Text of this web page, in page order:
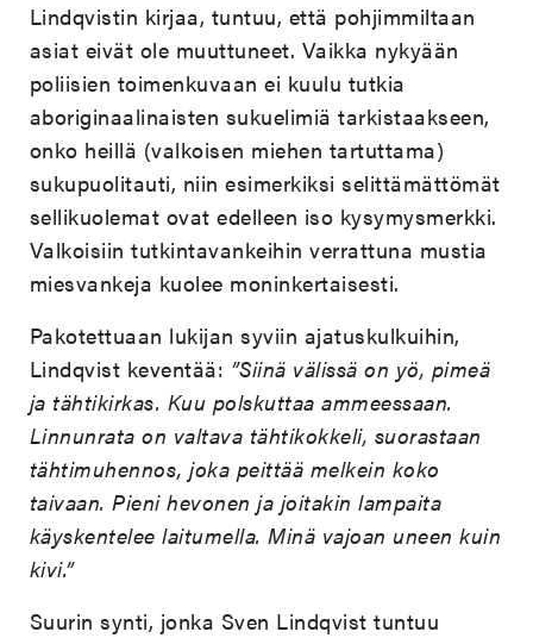
Lindqvistin kirjaa, tuntuu, että pohjimmiltaan
asiat eivät ole muuttuneet. Vaikka nykyään
poliisien toimenkuvaan ei kuulu tutkia
aboriginaalinaisten sukuelimiä tarkistaakseen,
onko heillä (valkoisen miehen tartuttama)
sukupuolitauti, niin esimerkiksi selittämättömät
sellikuolemat ovat edelleen iso kysymysmerkki.
Valkoisiin tutkintavankeihin verrattuna mustia
miesvankeja kuolee moninkertaisesti.
Pakotettuaan lukijan syviin ajatuskulkuihin,
Lindqvist keventää: ”Siinä välissä on yö, pimeä
ja tähtikirkas. Kuu polskuttaa ammeessaan.
Linnunrata on valtava tähtikokkeli, suorastaan
tähtimuhennos, joka peittää melkein koko
taivaan. Pieni hevonen ja joitakin lampaita
käyskentelee laitumella. Minä vajoan uneen kuin
kivi.”
Suurin synti, jonka Sven Lindqvist tuntuu